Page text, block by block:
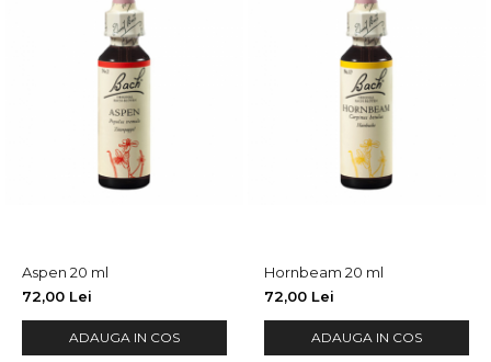
Aspen 20 ml
72,00 Lei
ADAUGA IN COS
Hornbeam 20 ml
72,00 Lei
ADAUGA IN COS